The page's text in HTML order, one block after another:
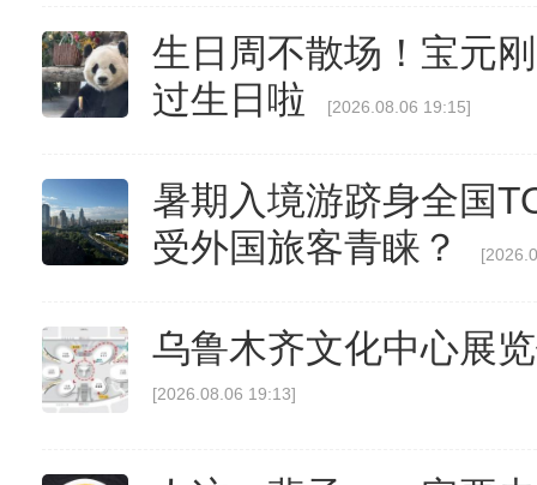
生日周不散场！宝元
过生日啦
[2026.08.06 19:15]
暑期入境游跻身全国
受外国旅客青睐？
乌鲁木齐文化中心展
[2026.08.06 19:13]